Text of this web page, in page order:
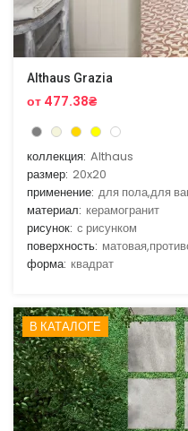
Althaus Grazia
от 477.38₴
коллекция: Althaus
размер: 20x20
применение: для пола,для
материал: керамогранит
рисунок: с рисунком
поверхность:
форма: квадрат
В КАТАЛОГЕ